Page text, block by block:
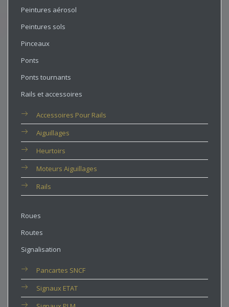
Peintures aérosol
Peintures sols
Pinceaux
Ponts
Ponts tournants
Rails et accessoires
Accessoires Pour Rails
Aiguillages
Heurtoirs
Moteurs Aiguillages
Rails
Roues
Routes
Signalisation
Pancartes SNCF
Signaux ETAT